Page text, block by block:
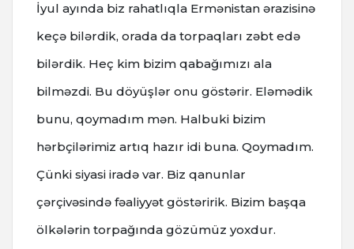
İyul ayında biz rahatlıqla Ermənistan ərazisinə
keçə bilərdik, orada da torpaqları zəbt edə
bilərdik. Heç kim bizim qabağımızı ala
bilməzdi. Bu döyüşlər onu göstərir. Eləmədik
bunu, qoymadım mən. Halbuki bizim
hərbçilərimiz artıq hazır idi buna. Qoymadım.
Çünki siyasi iradə var. Biz qanunlar
çərçivəsində fəaliyyət göstəririk. Bizim başqa
ölkələrin torpağında gözümüz yoxdur.